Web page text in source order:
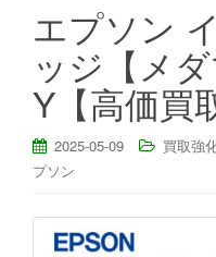
エプソン
ッジ【メ
Y【高価買
2025-05-09 買取強
プソン